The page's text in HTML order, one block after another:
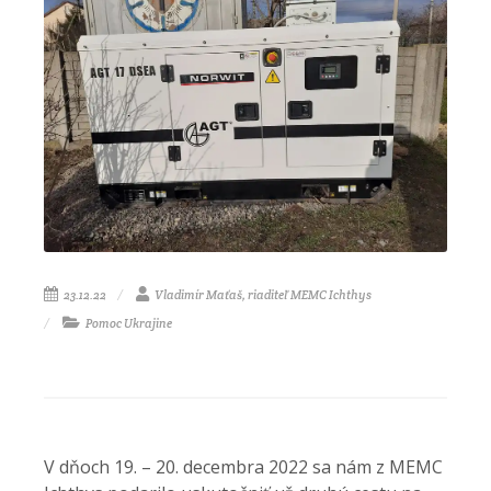
23.12.22
Vladimír Maťaš, riaditeľ MEMC Ichthys
Pomoc Ukrajine
V dňoch 19. – 20. decembra 2022 sa nám z MEMC